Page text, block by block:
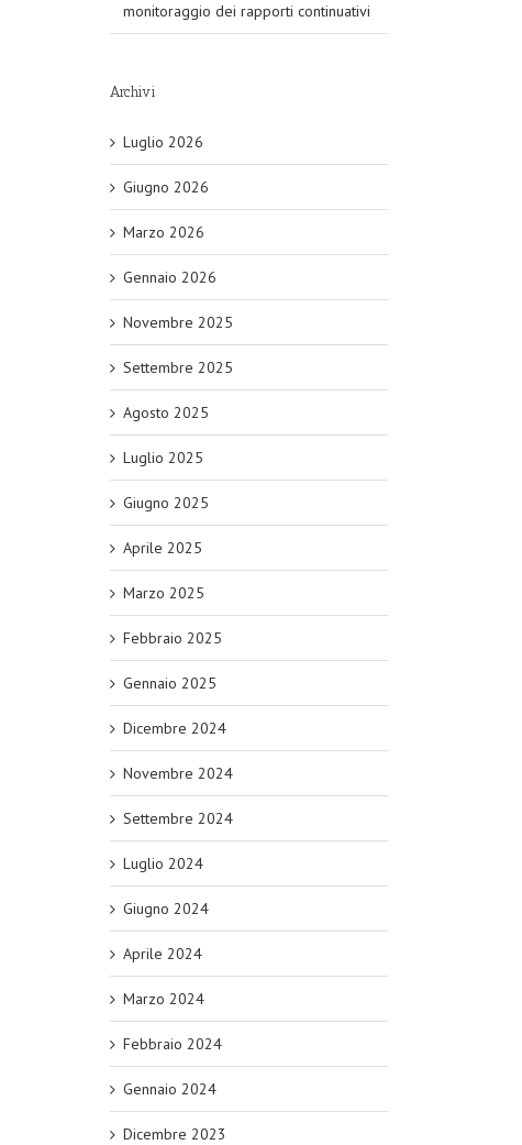
monitoraggio dei rapporti continuativi
Archivi
Luglio 2026
Giugno 2026
Marzo 2026
Gennaio 2026
Novembre 2025
Settembre 2025
Agosto 2025
Luglio 2025
Giugno 2025
Aprile 2025
Marzo 2025
Febbraio 2025
Gennaio 2025
Dicembre 2024
Novembre 2024
Settembre 2024
Luglio 2024
Giugno 2024
Aprile 2024
Marzo 2024
Febbraio 2024
Gennaio 2024
Dicembre 2023